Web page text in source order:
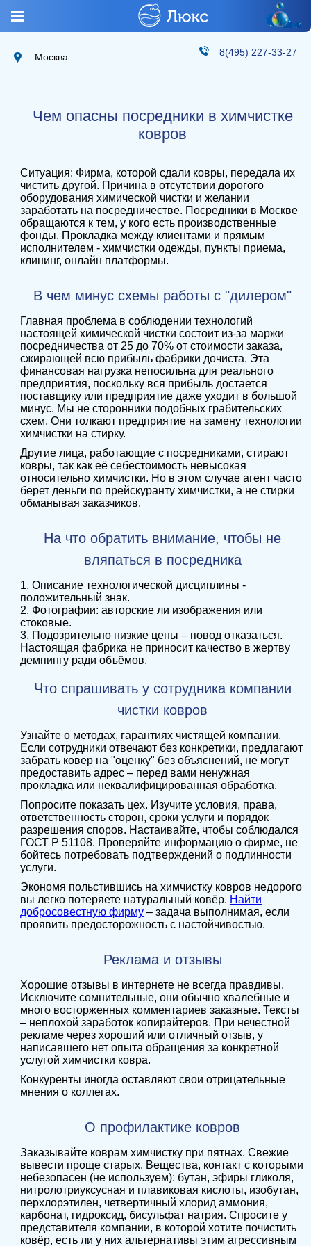
Москва 8(495) 227-33-27
Чем опасны посредники в химчистке
ковров
Ситуация: Фирма, которой сдали ковры, передала их
чистить другой. Причина в отсутствии дорогого
оборудования химической чистки и желании
заработать на посредничестве. Посредники в Москве
обращаются к тем, у кого есть производственные
фонды. Прокладка между клиентами и прямым
исполнителем - химчистки одежды, пункты приема,
клининг, онлайн платформы.
В чем минус схемы работы с "дилером"
Главная проблема в соблюдении технологий
настоящей химической чистки состоит из-за маржи
посредничества от 25 до 70% от стоимости заказа,
сжирающей всю прибыль фабрики дочиста. Эта
финансовая нагрузка непосильна для реального
предприятия, поскольку вся прибыль достается
поставщику или предприятие даже уходит в большой
минус. Мы не сторонники подобных грабительских
схем. Они толкают предприятие на замену технологии
химчистки на стирку.
Другие лица, работающие с посредниками, стирают
ковры, так как её себестоимость невысокая
относительно химчистки. Но в этом случае агент часто
берет деньги по прейскуранту химчистки, а не стирки
обманывая заказчиков.
На что обратить внимание, чтобы не
вляпаться в посредника
1. Описание технологической дисциплины -
положительный знак.
2. Фотографии: авторские ли изображения или
стоковые.
3. Подозрительно низкие цены – повод отказаться.
Настоящая фабрика не приносит качество в жертву
демпингу ради объёмов.
Что спрашивать у сотрудника компании
чистки ковров
Узнайте о методах, гарантиях чистящей компании.
Если сотрудники отвечают без конкретики, предлагают
забрать ковер на "оценку" без объяснений, не могут
предоставить адрес – перед вами ненужная
прокладка или неквалифицированная обработка.
Попросите показать цех. Изучите условия, права,
ответственность сторон, сроки услуги и порядок
разрешения споров. Настаивайте, чтобы соблюдался
ГОСТ Р 51108. Проверяйте информацию о фирме, не
бойтесь потребовать подтверждений о подлинности
услуги.
Экономя польстившись на химчистку ковров недорого
вы легко потеряете натуральный ковёр. Найти
добросовестную фирму– задача выполнимая, если
проявить предосторожность с настойчивостью.
Реклама и отзывы
Хорошие отзывы в интернете не всегда правдивы.
Исключите сомнительные, они обычно хвалебные и
много восторженных комментариев заказные. Тексты
– неплохой заработок копирайтеров. При нечестной
рекламе через хороший или отличный отзыв, у
написавшего нет опыта обращения за конкретной
услугой химчистки ковра.
Конкуренты иногда оставляют свои отрицательные
мнения о коллегах.
О профилактике ковров
Заказывайте коврам химчистку при пятнах. Свежие
вывести проще старых. Вещества, контакт с которыми
небезопасен (не используем): бутан, эфиры гликоля,
нитролотриуксусная и плавиковая кислоты, изобутан,
перхлорэтилен, четвертичный хлорид аммония,
карбонат, гидроксид, бисульфат натрия. Спросите у
представителя компании, в которой хотите почистить
ковёр, есть ли у них альтернативы этим агрессивным